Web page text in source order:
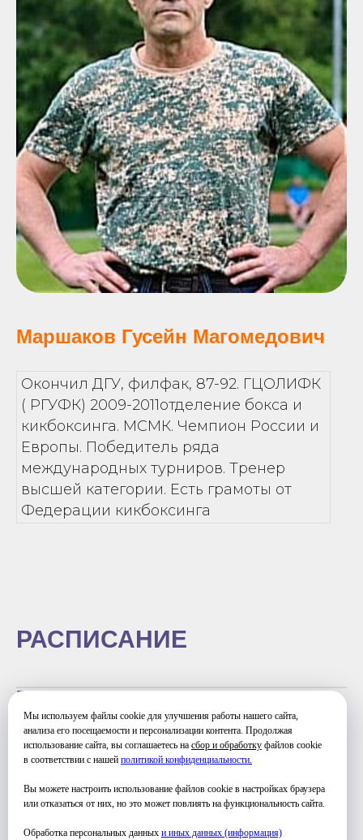
Мы используем файлы cookie для улучшения работы нашего сайта,
анализа его посещаемости и персонализации контента. Продолжая
использование сайта, вы соглашаетесь на сбор и обработку файлов cookie
в соответствии с нашей политикой конфиденциальности.
Вы можете настроить использование файлов cookie в настройках браузера
или отказаться от них, но это может повлиять на функциональность сайта.
Обработка персональных данных и иных данных (информация)
Маршаков Гусейн Магомедович
Окончил ДГУ, филфак, 87-92. ГЦОЛИФК
( РГУФК) 2009-2011отделение бокса и
кикбоксинга. МСМК. Чемпион России и
Европы. Победитель ряда
международных турниров. Тренер
высшей категории. Есть грамоты от
Федерации кикбоксинга
РАСПИСАНИЕ
ВТОРНИК
20:00-21:30
ЧЕТВЕРГ
20:00-21:30
19:30 - 21:30